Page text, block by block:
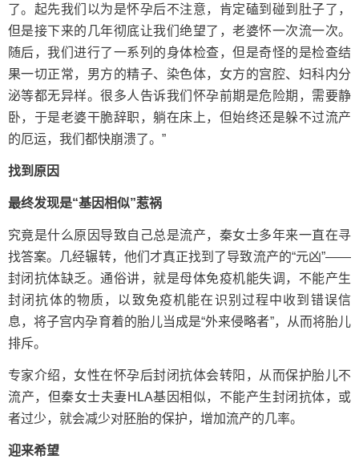
了。起先我们以为是怀孕后不注意，肯定磕到碰到肚子了，
但是接下来的几年彻底让我们绝望了，老婆怀一次流一次。
随后，我们进行了一系列的身体检查，但是奇怪的是检查结
果一切正常，男方的精子、染色体，女方的宫腔、妇科内分
泌等都无异样。很多人告诉我们怀孕前期是危险期，需要静
卧，于是老婆干脆辞职，躺在床上，但始终还是躲不过流产
的厄运，我们都快崩溃了。”
找到原因
最终发现是“基因相似”惹祸
究竟是什么原因导致自己总是流产，秦女士多年来一直在寻
找答案。几经辗转，他们才真正找到了导致流产的“元凶”——
封闭抗体缺乏。通俗讲，就是母体免疫机能失调，不能产生
封闭抗体的物质，以致免疫机能在识别过程中收到错误信
息，将子宫内孕育着的胎儿当成是“外来侵略者”，从而将胎儿
排斥。
专家介绍，女性在怀孕后封闭抗体会转阳，从而保护胎儿不
流产，但秦女士夫妻HLA基因相似，不能产生封闭抗体，或
者过少，就会减少对胚胎的保护，增加流产的几率。
迎来希望